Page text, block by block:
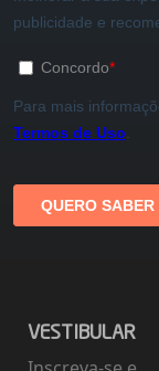
VESTIBULAR